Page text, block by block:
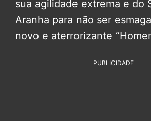
sua agilidade extrema e do
Aranha para não ser
novo e aterrorizante
PUBLICIDADE